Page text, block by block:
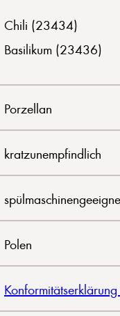
Chili (23434)
Basilikum (23436)
Porzellan
kratzunempfindlich
Polen